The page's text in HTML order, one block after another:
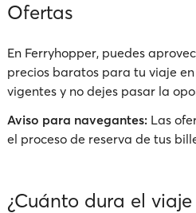
Ofertas
En Ferryhopper, puedes
precios baratos para tu viaje
vigentes y no dejes pasar la
Aviso para navegantes: Las
el proceso de reserva de tus
¿Cuánto dura el